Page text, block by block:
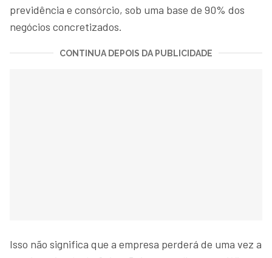
previdência e consórcio, sob uma base de 90% dos
negócios concretizados.
CONTINUA DEPOIS DA PUBLICIDADE
Isso não significa que a empresa perderá de uma vez a